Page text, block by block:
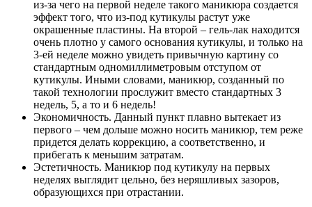
из-за чего на первой неделе такого маникюра создается
эффект того, что из-под кутикулы растут уже
окрашенные пластины. На второй – гель-лак находится
очень плотно у самого основания кутикулы, и только на
3-ей неделе можно увидеть привычную картину со
стандартным одномиллиметровым отступом от
кутикулы. Иными словами, маникюр, созданный по
такой технологии прослужит вместо стандартных 3
недель, 5, а то и 6 недель!
Экономичность. Данный пункт плавно вытекает из
первого – чем дольше можно носить маникюр, тем реже
придется делать коррекцию, а соответственно, и
прибегать к меньшим затратам.
Эстетичность. Маникюр под кутикулу на первых
неделях выглядит цельно, без неряшливых зазоров,
образующихся при отрастании.